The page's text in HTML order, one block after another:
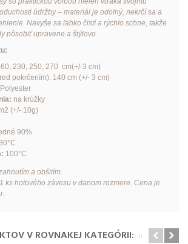
údržby – materiál je odolný, nekrčí sa a
Navyše sa ľahko čistí a rýchlo schne, takže
pôsobiť upravene a štýlovo.
230, 250, 270 cm(+/-3 cm)
pokrčením): 140 cm (+/- 3 cm)
na krúžky
(+/- 10g)
90%
100°C
a obšitím.
ks hotového závesu v danom rozmere. Cena je
V ROVNAKEJ KATEGÓRII: